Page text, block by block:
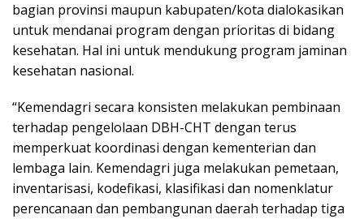
bagian provinsi maupun kabupaten/kota dialokasikan
untuk mendanai program dengan prioritas di bidang
kesehatan. Hal ini untuk mendukung program jaminan
kesehatan nasional.
“Kemendagri secara konsisten melakukan pembinaan
terhadap pengelolaan DBH-CHT dengan terus
memperkuat koordinasi dengan kementerian dan
lembaga lain. Kemendagri juga melakukan pemetaan,
inventarisasi, kodefikasi, klasifikasi dan nomenklatur
perencanaan dan pembangunan daerah terhadap tiga